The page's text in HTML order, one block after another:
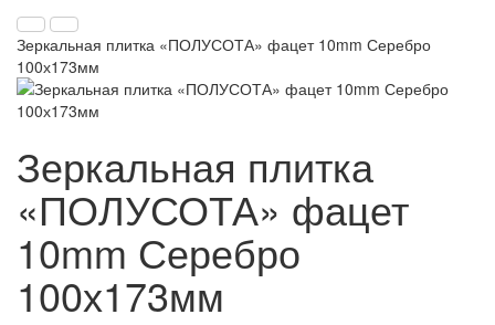
Зеркальная плитка «ПОЛУСОТА» фацет 10mm Серебро
100х173мм
Зеркальная плитка
«ПОЛУСОТА» фацет
10mm Серебро
100х173мм